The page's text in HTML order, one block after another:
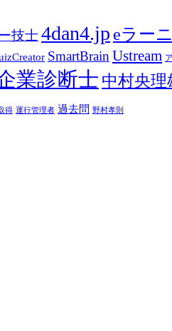
技士4dan4.jp eラー
SmartBrain Ustream
業診断士 中村央理
得 運行管理者 過去問 野村孝則